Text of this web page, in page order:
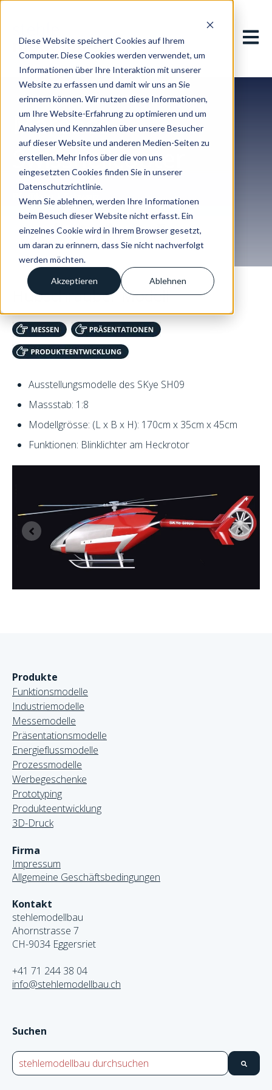
Diese Website speichert Cookies auf Ihrem
Computer. Diese Cookies werden verwendet, um
Informationen über Ihre Interaktion mit unserer
Website zu erfassen und damit wir uns an Sie
erinnern können. Wir nutzen diese Informationen,
um Ihre Website-Erfahrung zu optimieren und um
Analysen und Kennzahlen über unsere Besucher
auf dieser Website und anderen Medien-Seiten zu
erstellen. Mehr Infos über die von uns
eingesetzten Cookies finden Sie in unserer
Datenschutzrichtlinie.
Wenn Sie ablehnen, werden Ihre Informationen
beim Besuch dieser Website nicht erfasst. Ein
einzelnes Cookie wird in Ihrem Browser gesetzt,
um daran zu erinnern, dass Sie nicht nachverfolgt
werden möchten.
Akzeptieren Ablehnen
Marenco
Swisshelicopter
Pfäffikon | Schweiz
Teilen:
Hubschrauber Modell
Ausstellungsmodelle des SKye SH09
Massstab: 1:8
Modellgrösse: (L x B x H): 170cm x 35cm x 45cm
Funktionen: Blinklichter am Heckrotor
Produkte
Funktionsmodelle
Industriemodelle
Messemodelle
Präsentationsmodelle
Energieflussmodelle
Prozessmodelle
Werbegeschenke
Prototyping
Produkteentwicklung
3D-Druck
Firma
Impressum
Allgemeine Geschäftsbedingungen
Kontakt
stehlemodellbau
Ahornstrasse 7
CH-9034 Eggersriet
+41 71 244 38 04
info@stehlemodellbau.ch
Suchen
Dies ist ein Suchfeld mit einer automatischen